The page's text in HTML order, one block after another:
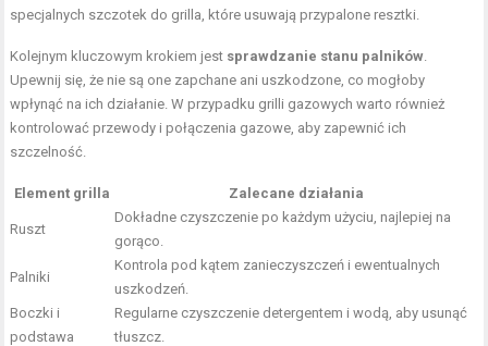
specjalnych szczotek do grilla, które usuwają przypalone resztki.
Kolejnym kluczowym krokiem jest sprawdzanie stanu palników
Upewnij się, że nie są one zapchane ani uszkodzone, co mogłoby
wpłynąć na ich działanie. W przypadku grilli gazowych warto również
kontrolować przewody i połączenia gazowe, aby zapewnić ich
szczelność.
Element grilla Zalecane działania
Ruszt
Dokładne czyszczenie po każdym użyciu, najlepiej na
gorąco.
Palniki
Kontrola pod kątem zanieczyszczeń i ewentualnych
uszkodzeń.
Boczki i
podstawa
Regularne czyszczenie detergentem iwodą , aby usunąć
tłuszcz.